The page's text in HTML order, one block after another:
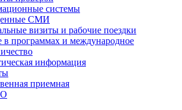
системы
СМИ
визиты и рабочие поездки
в программах и международное
информация
приемная